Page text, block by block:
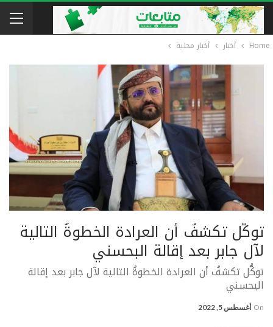
Home أخبار أخبار محلية
توكُّل تكشفُ أن العرادة الخطوةُ التالية
لآل جابر بعد إقالة البحسني
توكُّل تكشفُ أن العرادة الخطوةُ التالية لآل جابر بعد إقالة
البحسني
On أغسطس 5, 2022